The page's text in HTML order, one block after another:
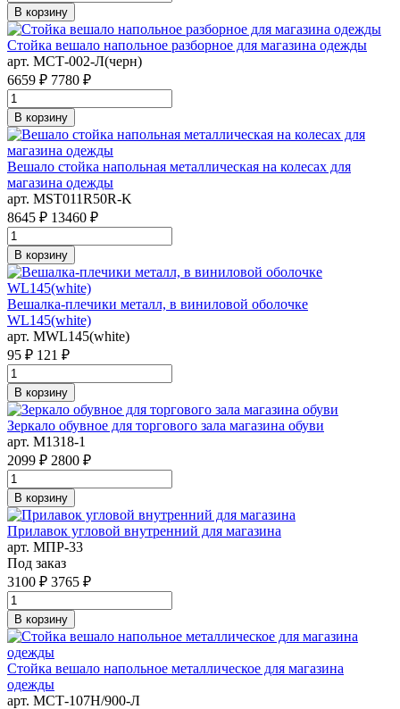
В корзину
Стойка вешало напольное разборное для магазина одежды
арт. MСТ-002-Л(черн)
6659 ₽ 7780 ₽
В корзину
Вешало стойка напольная металлическая на колесах для
магазина одежды
арт. MST011R50R-K
8645 ₽ 13460 ₽
В корзину
Вешалка-плечики металл, в виниловой оболочке
WL145(white)
арт. MWL145(white)
95 ₽ 121 ₽
В корзину
Зеркало обувное для торгового зала магазина обуви
арт. M1318-1
2099 ₽ 2800 ₽
В корзину
Прилавок угловой внутренний для магазина
арт. MПР-33
Под заказ
3100 ₽ 3765 ₽
В корзину
Стойка вешало напольное металлическое для магазина
одежды
арт. MСТ-107Н/900-Л